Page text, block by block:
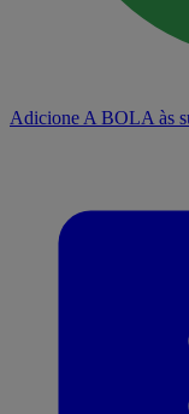
Adicione A BOLA às